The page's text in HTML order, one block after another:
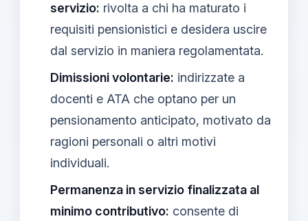
servizio: rivolta a chi ha maturato i
requisiti pensionistici e desidera uscire
dal servizio in maniera regolamentata.
Dimissioni volontarie: indirizzate a
docenti e ATA che optano per un
pensionamento anticipato, motivato da
ragioni personali o altri motivi
individuali.
Permanenza in servizio finalizzata al
minimo contributivo: consente di